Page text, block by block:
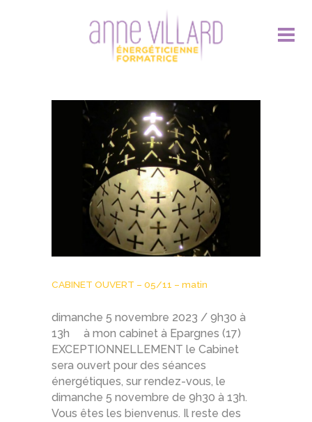
CABINET OUVERT – 05/11 – matin
dimanche 5 novembre 2023 / 9h30 à
13h à mon cabinet à Epargnes (17)
EXCEPTIONNELLEMENT le Cabinet
sera ouvert pour des séances
énergétiques, sur rendez-vous, le
dimanche 5 novembre de 9h30 à 13h.
Vous êtes les bienvenus. Il reste des